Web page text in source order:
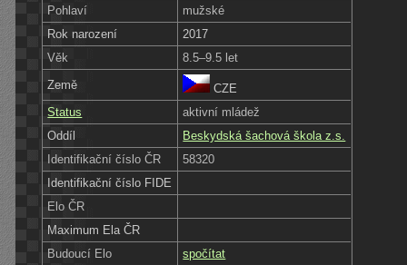
Pohlaví
mužské
Rok narození
2017
Věk
8.5–9.5 let
Země
CZE
Status
aktivní mládež
Oddíl
Beskydská šachová škola z.s.
Identifikační číslo ČR
58320
Identifikační číslo FIDE
Elo ČR
Maximum Ela ČR
Budoucí Elo
spočítat